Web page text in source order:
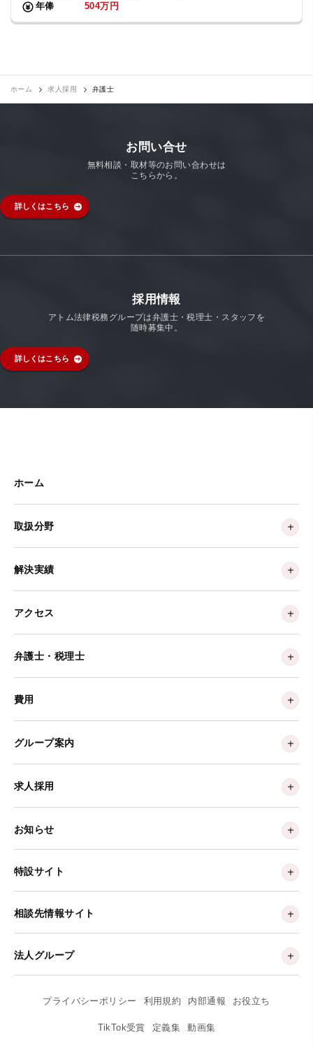
年俸
504万円
ホーム 求人採用 弁護士
お問い合せ
無料相談・取材等のお問い合わせは
こちらから。
詳しくはこちら
採用情報
アトム法律税務グループは弁護士・税理士・スタッフを
随時募集中。
詳しくはこちら
ホーム
取扱分野
解決実績
アクセス
弁護士・税理士
費用
グループ案内
求人採用
お知らせ
特設サイト
相談先情報サイト
法人グループ
プライバシーポリシー 利用規約 内部通報 お役立ち
TikTok受賞 定義集 動画集